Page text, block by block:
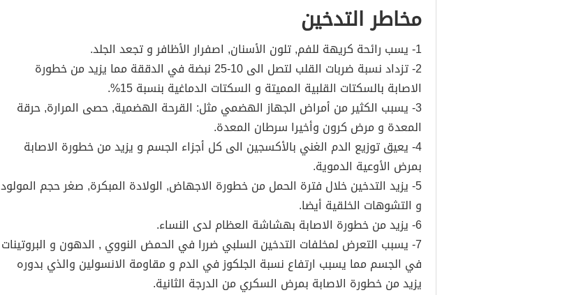
مخاطر التدخين
1- يسب رائحة كريهة للفم, تلون الأسنان, اصفرار الأظافر و تجعد الجلد.
2- تزداد نسبة ضربات القلب لتصل الى 10-25 نبضة في الدققة مما يزيد من خطورة
الاصابة بالسكتات القلبية المميتة و السكتات الدماغية بنسبة 15%.
3- يسبب الكثير من أمراض الجهاز الهضمي مثل: القرحة الهضمية, حصى المرارة, حرقة
المعدة و مرض كرون وأخيرا سرطان المعدة.
4- يعيق توزيع الدم الغني بالأكسجين الى كل أجزاء الجسم و يزيد من خطورة الاصابة
بمرض الأوعية الدموية.
5- يزيد التدخين خلال فترة الحمل من خطورة الاجهاض, الولادة المبكرة, صغر حجم المولود
و التشوهات الخلقية أيضا.
6- يزيد من خطورة الاصابة بهشاشة العظام لدى النساء.
7- يسبب التعرض لمخلفات التدخين السلبي ضررا في الحمض النووي , الدهون و البروتينات
في الجسم مما يسبب ارتفاع نسبة الجلكوز في الدم و مقاومة الانسولين والذي بدوره
يزيد من خطورة الاصابة بمرض السكري من الدرجة الثانية.